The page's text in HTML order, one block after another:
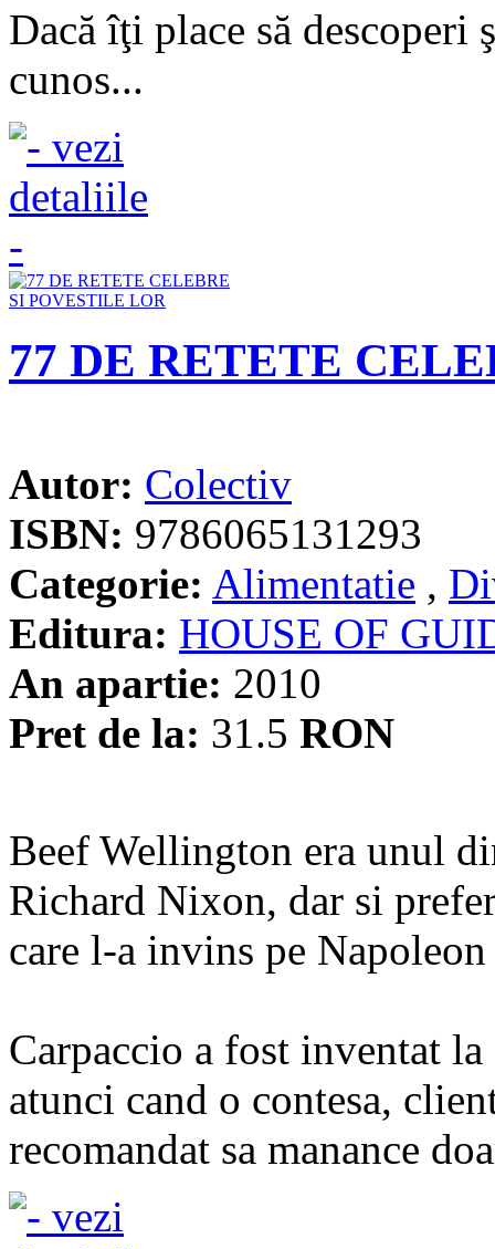
Dacă îţi place să descoperi
cunos...
77 DE RETETE
Autor: Colectiv
ISBN: 9786065131293
Categorie: Alimentatie ,
Editura: HOUSE OF
An apartie: 2010
Pret de la: 31.5 RON
Beef Wellington era unul
Richard Nixon, dar si
care l-a invins pe
Carpaccio a fost inventat
atunci cand o contesa,
recomandat sa manance